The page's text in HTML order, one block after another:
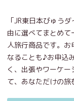
「JR東日本びゅう
由に選べてまとめて
人旅行商品です。
なることも♪お申込
く、出張やワーケ
て、あなただけの旅